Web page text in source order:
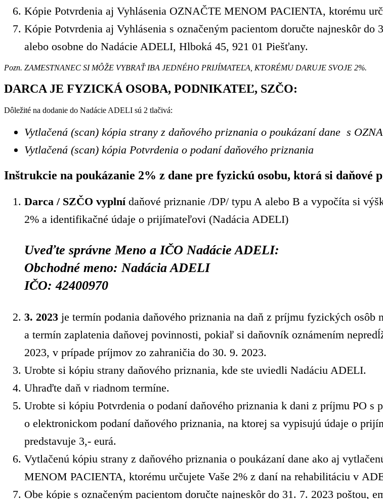
Kópie Potvrdenia aj Vyhlásenia OZNAČTE MENOM PACIENTA, ktorému
Kópie Potvrdenia aj Vyhlásenia s označeným pacientom doručte najneskôr do
alebo osobne do Nadácie ADELI, Hlboká 45, 921 01 Piešťany.
Pozn. ZAMESTNANEC SI MÔŽE VYBRAŤ IBA JEDNÉHO PRIJÍMATEĽA, KTORÉMU DARUJE SVOJE 2%.
DARCA JE FYZICKÁ OSOBA, PODNIKATEĽ, SZČO:
Dôležité na dodanie do Nadácie ADELI sú 2 tlačivá:
Vytlačená (scan) kópia strany z daňového priznania o poukázaní dane s
Vytlačená (scan) kópia Potvrdenia o podaní daňového priznania
Inštrukcie na poukázanie 2% z dane pre fyzickú osobu, ktorá si daňové
Darca / SZČO vyplní daňové priznanie /DP/ typu A alebo B a vypočíta si
2% a identifikačné údaje o prijímateľovi (Nadácia ADELI)
Uveďte správne Meno a IČO Nadácie ADELI:
Obchodné meno: Nadácia ADELI
IČO: 42400970
3. 2023 je termín podania daňového priznania na daň z príjmu fyzických
a termín zaplatenia daňovej povinnosti, pokiaľ si daňovník oznámením
2023, v prípade príjmov zo zahraničia do 30. 9. 2023.
Urobte si kópiu strany daňového priznania, kde ste uviedli Nadáciu ADELI.
Uhraďte daň v riadnom termíne.
Urobte si kópiu Potvrdenia o podaní daňového priznania k dani z príjmu PO
o elektronickom podaní daňového priznania, na ktorej sa vypisujú údaje o
predstavuje 3,- eurá.
Vytlačenú kópiu strany z daňového priznania o poukázaní dane ako aj
MENOM PACIENTA, ktorému určujete Vaše 2% z daní na rehabilitáciu v
Obe kópie s označeným pacientom doručte najneskôr do 31. 7. 2023 poštou,